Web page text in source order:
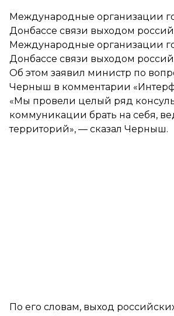
Международные организации
Донбассе связи выходом
Международные организации
Донбассе связи выходом
Об этом заявил министр по
Черныш в комментарии
«Мы провели целый ряд
коммуникации брать на себя,
территорий», — сказал Черныш.
По его словам, выход